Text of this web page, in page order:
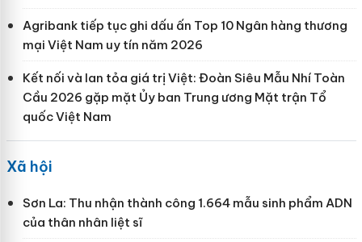
Agribank tiếp tục ghi dấu ấn Top 10 Ngân hàng thương
mại Việt Nam uy tín năm 2026
Kết nối và lan tỏa giá trị Việt: Đoàn Siêu Mẫu Nhí Toàn
Cầu 2026 gặp mặt Ủy ban Trung ương Mặt trận Tổ
quốc Việt Nam
Xã hội
Sơn La: Thu nhận thành công 1.664 mẫu sinh phẩm ADN
của thân nhân liệt sĩ